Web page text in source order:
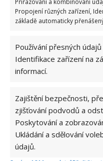
Přiřazování a kombinování
Propojení různých zařízení,
základě automaticky
Používání přesných
Identifikace zařízení na
informací.
Zajištění bezpečnosti,
zjišťování podvodů a
Poskytování a
Ukládání a sdělování
údajů.